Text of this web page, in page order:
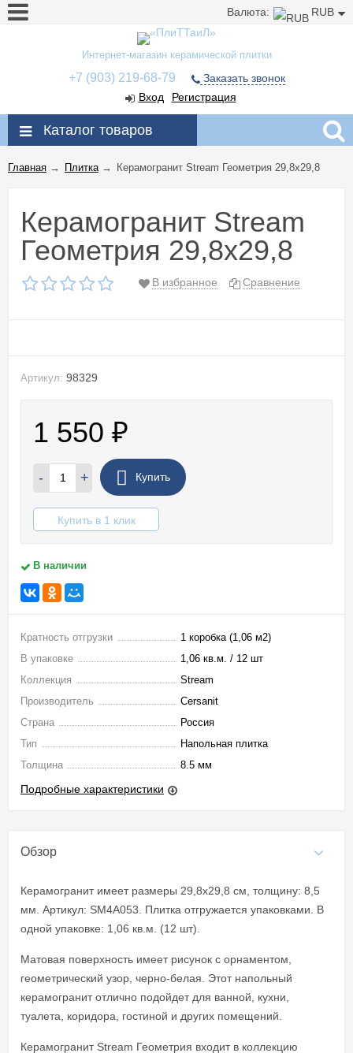
Валюта: RUB
Интернет-магазин керамической плитки
+7 (903) 219-68-79
Заказать звонок
Вход
Регистрация
Каталог товаров
Главная → Плитка→ Керамогранит Stream Геометрия 29,8x29,8
Керамогранит Stream
Геометрия 29,8x29,8
В избранное Сравнение
Артикул: 98329
1 550 ₽
- + Купить
Купить в 1 клик
В наличии
Кратность отгрузки
1 коробка (1,06 м2)
В упаковке
1,06 кв.м. / 12 шт
Коллекция
Stream
Производитель
Cersanit
Страна
Россия
Тип
Напольная плитка
Толщина
8.5 мм
Подробные характеристики
Обзор
Керамогранит имеет размеры 29,8x29,8 см, толщину: 8,5
мм. Артикул: SM4A053. Плитка отгружается упаковками. В
одной упаковке: 1,06 кв.м. (12 шт).
Матовая поверхность имеет рисунок с орнаментом,
геометрический узор, черно-белая. Этот напольный
керамогранит отлично подойдет для ванной, кухни,
туалета, коридора, гостиной и других помещений.
Керамогранит Stream Геометрия входит в коллекцию